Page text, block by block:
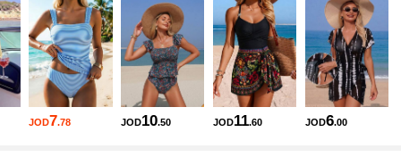
316K متابعون
4.89 316K متابعون
316K متابعون
JOD6.00
JOD11.60
JOD10.50
JOD7.78